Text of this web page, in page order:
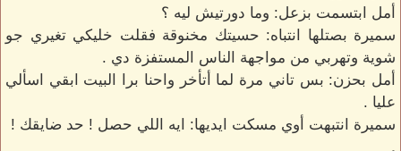
أمل ابتسمت بزعل: وما دورتيش ليه ؟
سميرة بصتلها انتباه: حسيتك مخنوقة فقلت خليكي تغيري جو
شوية وتهربي من مواجهة الناس المستفزة دي .
أمل بحزن: بس تاني مرة لما أتأخر واحنا برا البيت ابقي اسألي
عليا .
سميرة انتبهت أوي مسكت ايديها: ايه اللي حصل ! حد ضايقك !